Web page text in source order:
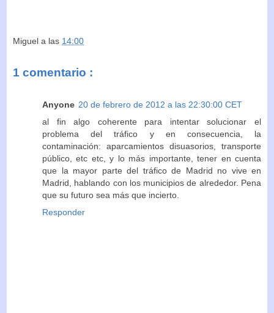
Miguel a las 14:00
1 comentario :
Anyone 20 de febrero de 2012 a las 22:30:00 CET
al fin algo coherente para intentar solucionar el
problema del tráfico y en consecuencia, la
contaminación: aparcamientos disuasorios, transporte
público, etc etc, y lo más importante, tener en cuenta
que la mayor parte del tráfico de Madrid no vive en
Madrid, hablando con los municipios de alrededor. Pena
que su futuro sea más que incierto.
Responder